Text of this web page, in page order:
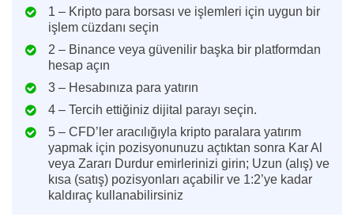
1 – Kripto para borsası ve işlemleri için uygun bir
işlem cüzdanı seçin
2 – Binance veya güvenilir başka bir platformdan
hesap açın
3 – Hesabınıza para yatırın
4 – Tercih ettiğiniz dijital parayı seçin.
5 – CFD’ler aracılığıyla kripto paralara yatırım
yapmak için pozisyonunuzu açtıktan sonra Kar Al
veya Zararı Durdur emirlerinizi girin; Uzun (alış) ve
kısa (satış) pozisyonları açabilir ve 1:2’ye kadar
kaldıraç kullanabilirsiniz